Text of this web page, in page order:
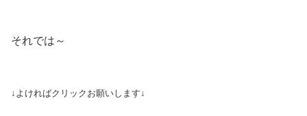
それでは～
↓よければクリックお願いします↓